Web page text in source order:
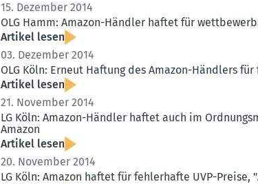
15. Dezember 2014
OLG Hamm: Amazon-Händler haftet für
Artikel lesen
03. Dezember 2014
OLG Köln: Erneut Haftung des Amazon-Händlers
Artikel lesen
21. November 2014
LG Köln: Amazon-Händler haftet auch im
Amazon
Artikel lesen
20. November 2014
LG Köln: Amazon haftet für fehler­hafte UVP-